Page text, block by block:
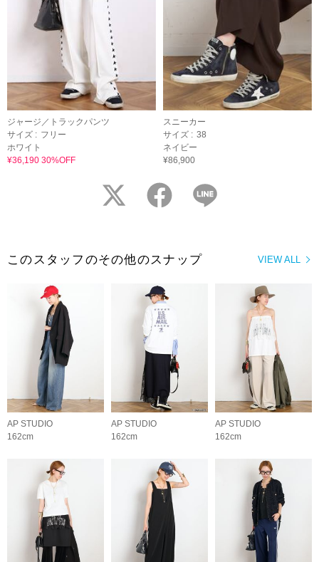
ジャージ／トラックパンツ
サイズ : フリー
ホワイト
¥36,190 30%OFF
スニーカー
サイズ : 38
ネイビー
¥86,900
twitter facebook
VIEW ALL
このスタッフのその他のスナップ
AP STUDIO
162cm
AP STUDIO
162cm
AP STUDIO
162cm